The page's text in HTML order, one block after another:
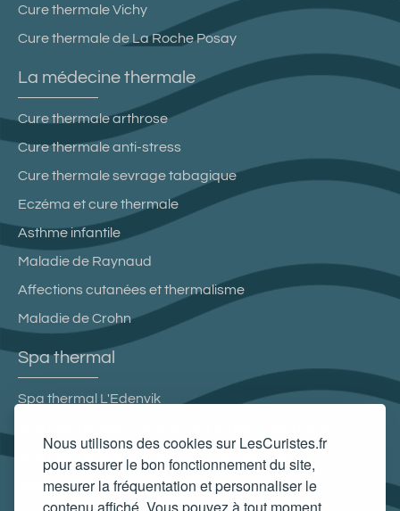
Nous utilisons des cookies sur LesCuristes.fr
pour assurer le bon fonctionnement du site,
mesurer la fréquentation et personnaliser le
Cure thermale Vichy
Cure thermale de La Roche Posay
La médecine thermale
Cure thermale arthrose
Cure thermale anti-stress
Cure thermale sevrage tabagique
Eczéma et cure thermale
Asthme infantile
Maladie de Raynaud
Affections cutanées et thermalisme
Maladie de Crohn
Spa thermal
Spa thermal L'Edenvik
Selya Resort Thermal & Spa